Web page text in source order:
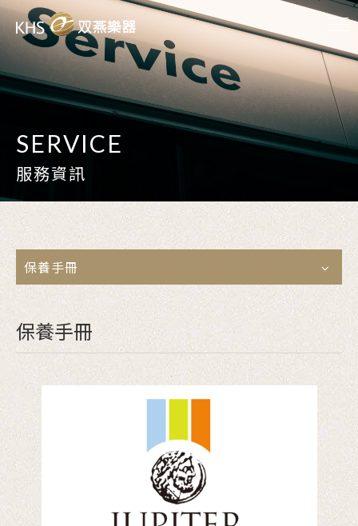
SERVICE
服務資訊
保養手冊
保養手冊